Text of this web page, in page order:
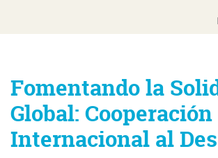
Fomentando la
Global: Cooperación
Internacional al